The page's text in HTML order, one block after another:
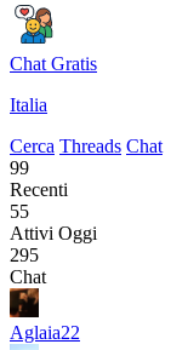
Chat Gratis
Italia
Cerca Threads Chat
99
Recenti
55
Attivi Oggi
295
Chat
Aglaia22